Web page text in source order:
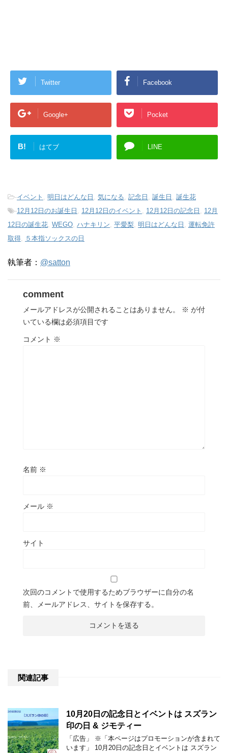
Twitter Facebook
Google+ Pocket
B! はてブ LINE
-イベント 明日はどんな日 気になる 記念日 誕生日
誕生花
-12月12日のお誕生日 12月12日のイベント 12月12日の記念日
12月
12日の誕生花 WEGO ハナキリン 平愛梨 明日はどんな日
運転免許
取得
５本指ソックスの日
執筆者： @satton
comment
メールアドレスが公開されることはありません。 ※ が付
いている欄は必須項目です
コメント ※
名前 ※
メール ※
サイト
次回のコメントで使用するためブラウザーに自分の名
前、メールアドレス、サイトを保存する。
関連記事
10月20日の記念日とイベントは スズラン
印の日 & ジモティー
「広告」 ※「本ページはプロモーションが含まれて
います」 10月20日の記念日とイベントは スズラン